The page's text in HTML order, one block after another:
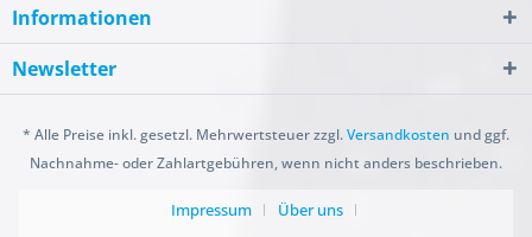
Informationen
Newsletter
* Alle Preise inkl. gesetzl. Mehrwertsteuer zzgl.Versandkosten und ggf.
Nachnahme- oder Zahlartgebühren, wenn nicht anders beschrieben.
Impressum
Über uns